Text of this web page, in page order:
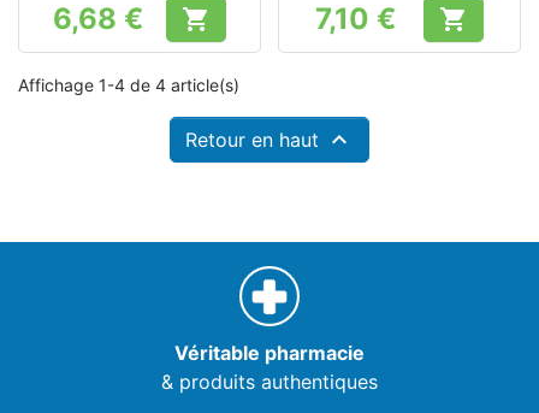
Prix
6,68 €  Prix
7,10 € 
Affichage 1-4 de 4 article(s)
Retour en haut 
Véritable pharmacie
& produits authentiques